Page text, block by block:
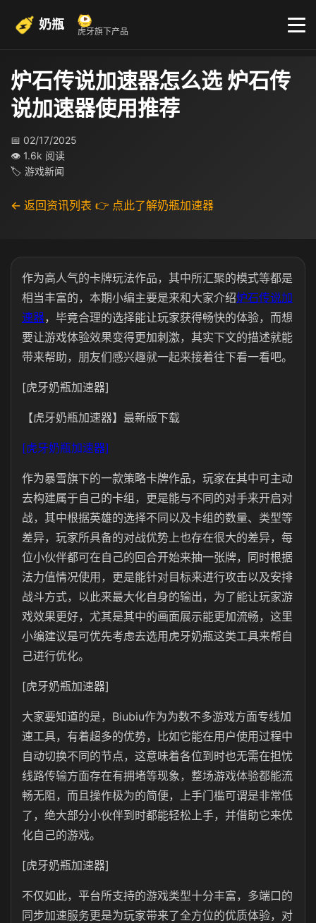
奶瓶 虎牙旗下产品
炉石传说加速器怎么选 炉石传
说加速器使用推荐
📅 02/17/2025
👁 1.6k 阅读
🏷 游戏新闻
← 返回资讯列表 👉 点此了解奶瓶加速器
作为高人气的卡牌玩法作品，其中所汇聚的模式等都是
相当丰富的，本期小编主要是来和大家介绍炉石传说加
速器，毕竟合理的选择能让玩家获得畅快的体验，而想
要让游戏体验效果变得更加刺激，其实下文的描述就能
带来帮助，朋友们感兴趣就一起来接着往下看一看吧。
[虎牙奶瓶加速器]
【虎牙奶瓶加速器】最新版下载
[虎牙奶瓶加速器]
作为暴雪旗下的一款策略卡牌作品，玩家在其中可主动
去构建属于自己的卡组，更是能与不同的对手来开启对
战，其中根据英雄的选择不同以及卡组的数量、类型等
差异，玩家所具备的对战优势上也存在很大的差异，每
位小伙伴都可在自己的回合开始来抽一张牌，同时根据
法力值情况使用，更是能针对目标来进行攻击以及安排
战斗方式，以此来最大化自身的输出，为了能让玩家游
戏效果更好，尤其是其中的画面展示能更加流畅，这里
小编建议是可优先考虑去选用虎牙奶瓶这类工具来帮自
己进行优化。
[虎牙奶瓶加速器]
大家要知道的是，Biubiu作为为数不多游戏方面专线加
速工具，有着超多的优势，比如它能在用户使用过程中
自动切换不同的节点，这意味着各位到时也无需在担忧
线路传输方面存在有拥堵等现象，整场游戏体验都能流
畅无阻，而且操作极为的简便，上手门槛可谓是非常低
了，绝大部分小伙伴到时都能轻松上手，并借助它来优
化自己的游戏。
[虎牙奶瓶加速器]
不仅如此，平台所支持的游戏类型十分丰富，多端口的
同步加速服务更是为玩家带来了全方位的优质体验，对